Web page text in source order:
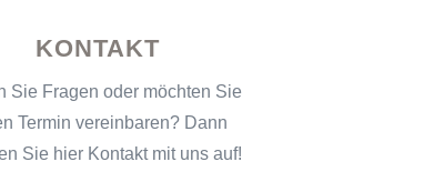
KONTAKT
Sie Fragen oder möchten Sie
Termin vereinbaren? Dann
Sie hier Kontakt mit uns auf!